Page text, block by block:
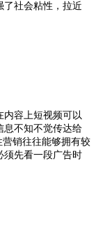
了社会粘性，拉近
容上短视频可以
息不知不觉传达给
营销往往能够拥有较
须先看一段广告时